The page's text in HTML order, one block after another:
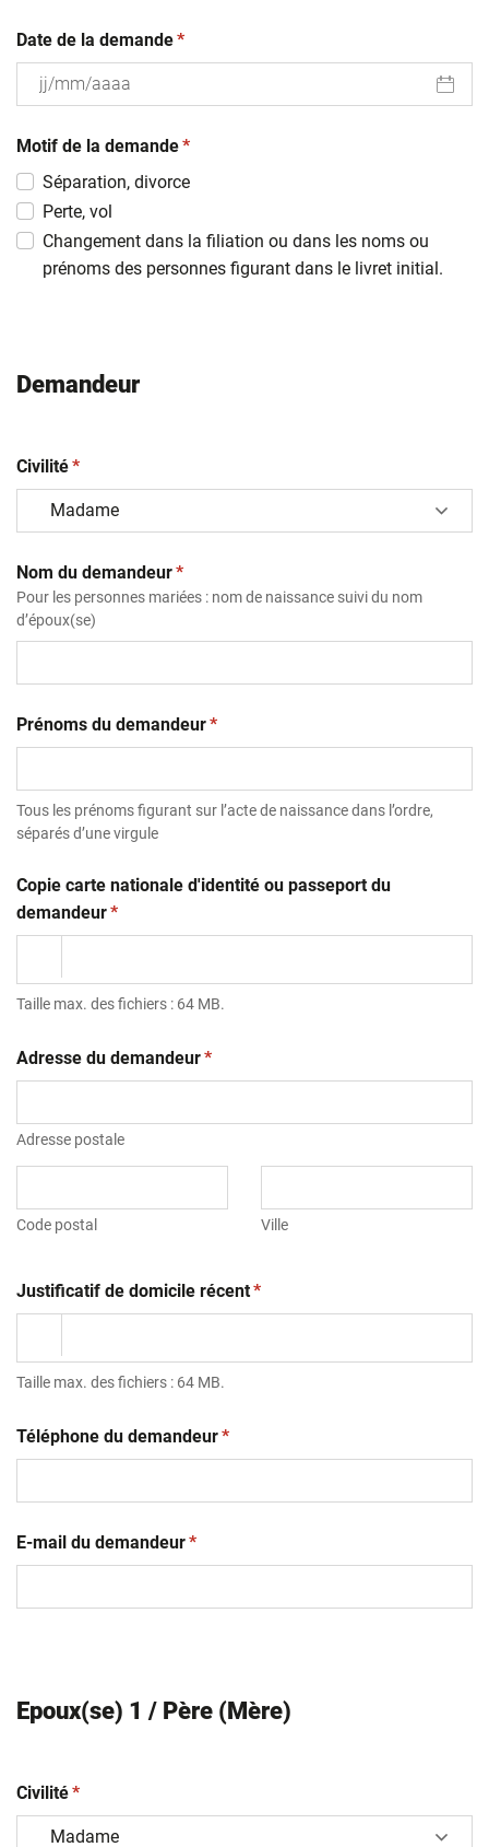
Date de la demande(obligatoire)
*
slash
MM
slash
AAAA
Motif de la demande(obligatoire)
*
Séparation, divorce
Perte, vol
Changement dans la filiation ou dans les noms ou
prénoms des personnes figurant dans le livret initial.
Demandeur
Civilité(obligatoire)
*
Nom du demandeur(obligatoire)
*
Pour les personnes mariées : nom de naissance suivi du nom
d’époux(se)
Prénoms du demandeur(obligatoire)
*
Tous les prénoms figurant sur l’acte de naissance dans l’ordre,
séparés d’une virgule
Copie carte nationale d'identité ou passeport du
demandeur(obligatoire)
*
Taille max. des fichiers : 64 MB.
Adresse du demandeur(obligatoire)
*
Adresse postale
Code postal Ville
Justificatif de domicile récent(obligatoire)
*
Taille max. des fichiers : 64 MB.
Téléphone du demandeur(obligatoire)
*
E-mail du demandeur(obligatoire)
*
Epoux(se) 1 / Père (Mère)
Civilité(obligatoire)
*